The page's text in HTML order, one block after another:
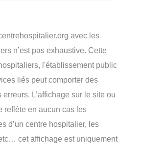
avec les
n’est pas exhaustive. Cette
l'établissement public
liés peut comporter des
L’affichage sur le site ou
reflète en aucun cas les
d’un centre hospitalier, les
cet affichage est uniquement